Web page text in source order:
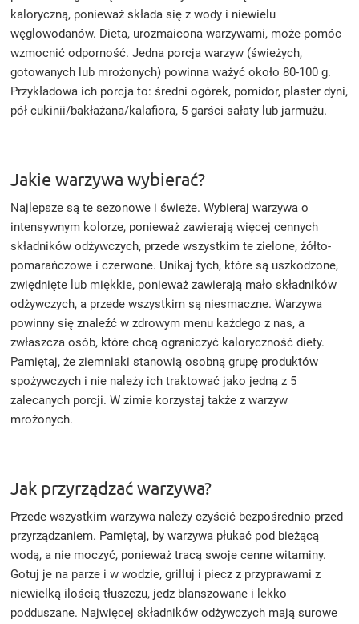
kaloryczną, ponieważ składa się z wody i niewielu
węglowodanów. Dieta, urozmaicona warzywami, może pomóc
wzmocnić odporność. Jedna porcja warzyw (świeżych,
gotowanych lub mrożonych) powinna ważyć około 80-100 g.
Przykładowa ich porcja to: średni ogórek, pomidor, plaster dyni,
pół cukinii/bakłażana/kalafiora, 5 garści sałaty lub jarmużu.
Jakie warzywa wybierać?
Najlepsze są te sezonowe i świeże. Wybieraj warzywa o
intensywnym kolorze, ponieważ zawierają więcej cennych
składników odżywczych, przede wszystkim te zielone, żółto-
pomarańczowe i czerwone. Unikaj tych, które są uszkodzone,
zwiędnięte lub miękkie, ponieważ zawierają mało składników
odżywczych, a przede wszystkim są niesmaczne. Warzywa
powinny się znaleźć w zdrowym menu każdego z nas, a
zwłaszcza osób, które chcą ograniczyć kaloryczność diety.
Pamiętaj, że ziemniaki stanowią osobną grupę produktów
spożywczych i nie należy ich traktować jako jedną z 5
zalecanych porcji. W zimie korzystaj także z warzyw
mrożonych.
Jak przyrządzać warzywa?
Przede wszystkim warzywa należy czyścić bezpośrednio przed
przyrządzaniem. Pamiętaj, by warzywa płukać pod bieżącą
wodą, a nie moczyć, ponieważ tracą swoje cenne witaminy.
Gotuj je na parze i w wodzie, grilluj i piecz z przyprawami z
niewielką ilością tłuszczu, jedz blanszowane i lekko
podduszane. Najwięcej składników odżywczych mają surowe